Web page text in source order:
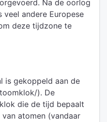
Na de oorlog
veel andere Europese
deze tijdzone te
is gekoppeld aan de
). De
die de tijd bepaalt
atomen (vandaar